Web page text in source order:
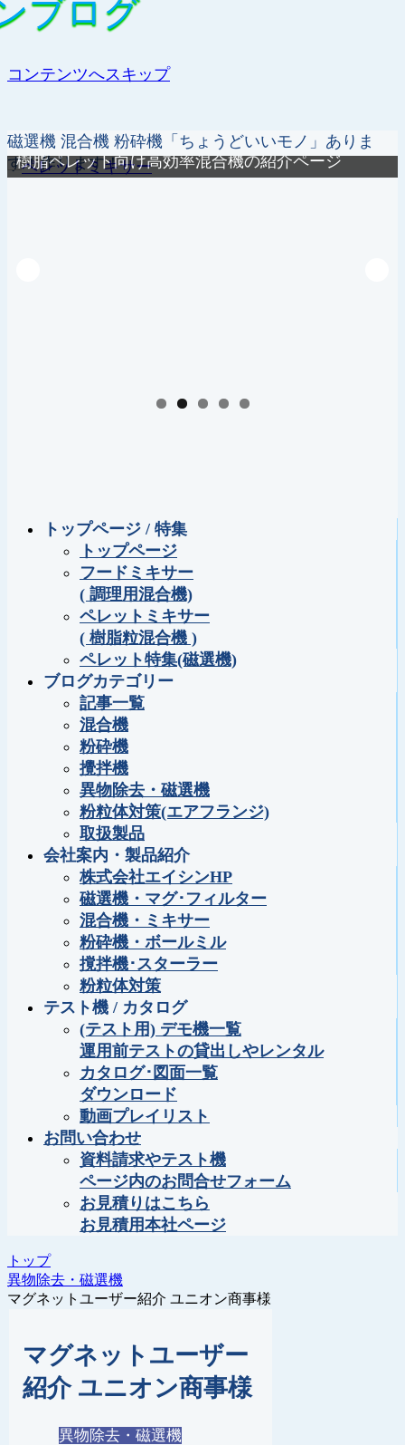
コンテンツへスキップ
磁選機 混合機 粉砕機「ちょうどいいモノ」ありま
す！作ります！
ブログ
樹脂ペレット向け高効率混合機の紹介ページ
トップページ / 特集
トップページ
フードミキサー
( 調理用混合機)
ペレットミキサー
( 樹脂粒混合機 )
ペレット特集(磁選機)
ブログカテゴリー
記事一覧
混合機
粉砕機
攪拌機
異物除去・磁選機
粉粒体対策(エアフランジ)
取扱製品
会社案内・製品紹介
株式会社エイシンHP
磁選機・マグ･フィルター
混合機・ミキサー
粉砕機・ボールミル
撹拌機･スターラー
粉粒体対策
テスト機 / カタログ
(テスト用) デモ機一覧
運用前テストの貸出しやレンタル
カタログ･図面一覧
ダウンロード
動画プレイリスト
お問い合わせ
資料請求やテスト機
ページ内のお問合せフォーム
お見積りはこちら
お見積用本社ページ
トップ
異物除去・磁選機
マグネットユーザー紹介 ユニオン商事様
マグネットユーザー
紹介 ユニオン商事様
異物除去・磁選機
ブログ